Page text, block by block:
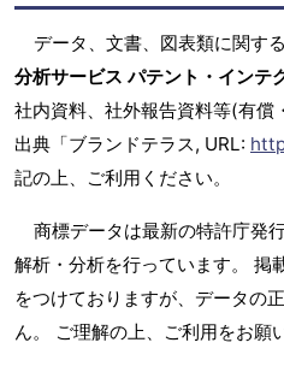
データ、文書、図表類に関す
分析サービス パテント・インテ
社内資料、社外報告資料等(有償
出典「ブランドテラス, URL:
記の上、ご利用ください。
商標データは最新の特許庁発
解析・分析を行っています。 掲
をつけておりますが、データの
ん。 ご理解の上、ご利用をお願